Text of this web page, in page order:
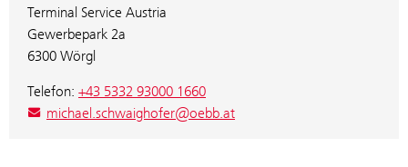
Terminal Service Austria
Gewerbepark 2a
6300 Wörgl
Telefon: +43 5332 93000 1660
michael.schwaighofer@oebb.at